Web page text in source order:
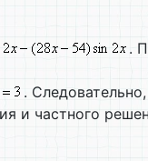
.
. Следовательно,
и частного